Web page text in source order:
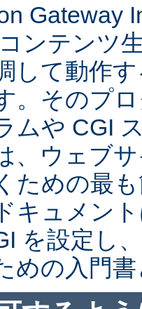
Gateway
ンテンツ
して動作
。そのプ
ムや CGI
、ウェブ
ための最
キュメン
を設定し
めの入門